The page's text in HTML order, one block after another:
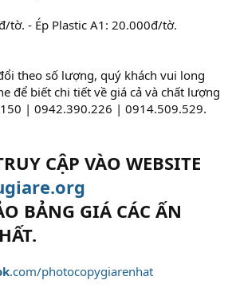
tờ. - Ép Plastic A1: 20.000đ/tờ.
theo số lượng, quý khách vui long
để biết chi tiết về giá cả và chất lượng
| 0942.390.226 | 0914.509.529.
CẬP VÀO WEBSITE
BẢNG GIÁ CÁC ẤN
.com/photocopygiarenhat